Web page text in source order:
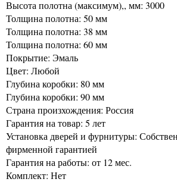
Высота полотна (максимум),, мм: 3000
Толщина полотна: 50 мм
Толщина полотна: 38 мм
Толщина полотна: 60 мм
Покрытие: Эмаль
Цвет: Любой
Глубина коробки: 80 мм
Глубина коробки: 90 мм
Страна произхождения: Россия
Гарантия на товар: 5 лет
Установка дверей и фурнитуры:
фирменной гарантией
Гарантия на работы: от 12 мес.
Комплект: Нет